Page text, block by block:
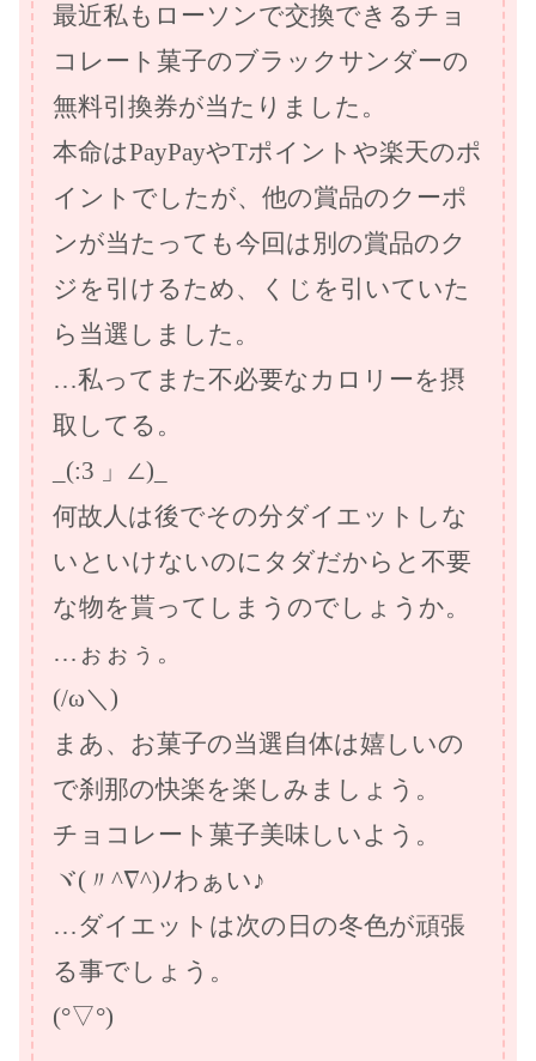
最近私もローソンで交換できるチョ
コレート菓子のブラックサンダーの
無料引換券が当たりました。
本命はPayPayやTポイントや楽天のポ
イントでしたが、他の賞品のクーポ
ンが当たっても今回は別の賞品のク
ジを引けるため、くじを引いていた
ら当選しました。
…私ってまた不必要なカロリーを摂
取してる。
_(:3 」∠)_
何故人は後でその分ダイエットしな
いといけないのにタダだからと不要
な物を貰ってしまうのでしょうか。
…ぉぉぅ。
(/ω＼)
まあ、お菓子の当選自体は嬉しいの
で刹那の快楽を楽しみましょう。
チョコレート菓子美味しいよう。
ヾ(〃^∇^)ﾉわぁい♪
…ダイエットは次の日の冬色が頑張
る事でしょう。
(°▽°)